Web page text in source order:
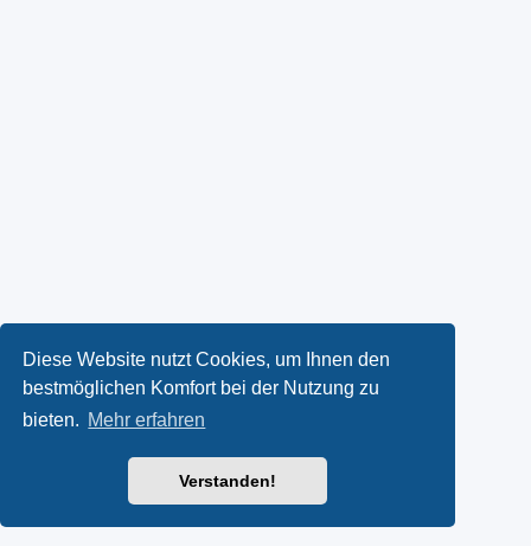
Diese Website nutzt Cookies, um Ihnen den
bestmöglichen Komfort bei der Nutzung zu
bieten. Mehr erfahren
Verstanden!